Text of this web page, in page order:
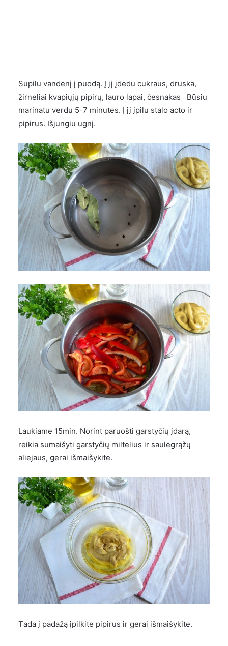
Supilu vandenį į puodą. Į jį įdedu cukraus, druska,
žirneliai kvapiųjų pipirų, lauro lapai, česnakas Būsiu
marinatu verdu 5-7 minutes. Į jį įpilu stalo acto ir
pipirus. Išjungiu ugnį.
Laukiame 15min. Norint paruošti garstyčių įdarą,
reikia sumaišyti garstyčių miltelius ir saulėgrąžų
aliejaus, gerai išmaišykite.
Тada į padažą įpilkite pipirus ir gerai išmaišykite.